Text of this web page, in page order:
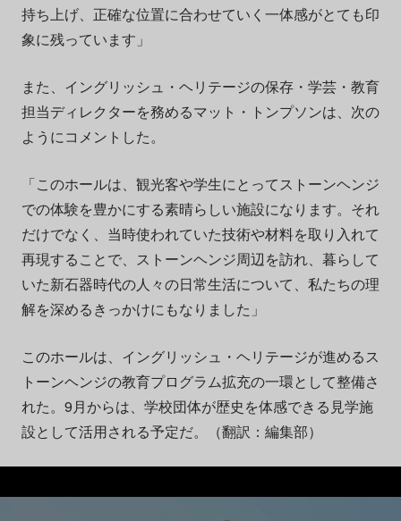
持ち上げ、正確な位置に合わせていく一体感がとても印
象に残っています」
また、イングリッシュ・ヘリテージの保存・学芸・教育
担当ディレクターを務めるマット・トンプソンは、次の
ようにコメントした。
「このホールは、観光客や学生にとってストーンヘンジ
での体験を豊かにする素晴らしい施設になります。それ
だけでなく、当時使われていた技術や材料を取り入れて
再現することで、ストーンヘンジ周辺を訪れ、暮らして
いた新石器時代の人々の日常生活について、私たちの理
解を深めるきっかけにもなりました」
このホールは、イングリッシュ・ヘリテージが進めるス
トーンヘンジの教育プログラム拡充の一環として整備さ
れた。9月からは、学校団体が歴史を体感できる見学施
設として活用される予定だ。（翻訳：編集部）